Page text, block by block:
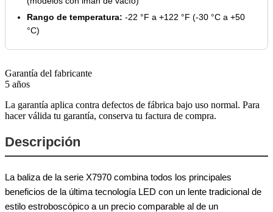
Rango de temperatura: -22 °F a +122 °F (-30 °C a +50
°C)
Garantía del fabricante
5 años
La garantía aplica contra defectos de fábrica bajo uso normal. Para
hacer válida tu garantía, conserva tu factura de compra.
Descripción
La baliza de la serie X7970 combina todos los principales
beneficios de la última tecnología LED con un lente tradicional de
estilo estroboscópico a un precio comparable al de un